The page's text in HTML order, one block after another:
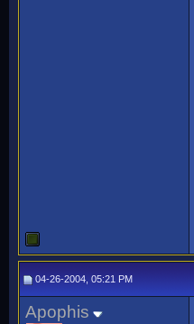
04-26-2004, 05:21 PM
Apophis